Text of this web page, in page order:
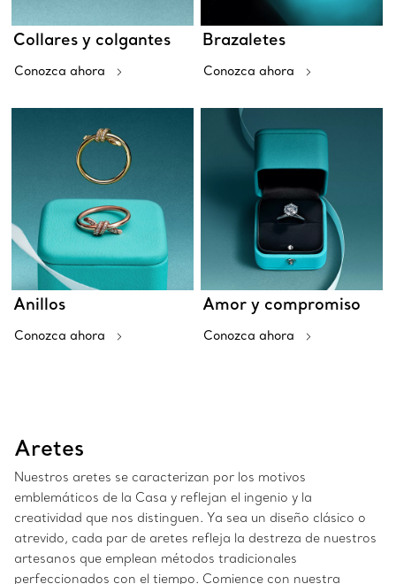
Collares y colgantes
Conozca ahora
Brazaletes
Conozca ahora
Anillos
Conozca ahora
Amor y compromiso
Conozca ahora
Aretes
Nuestros aretes se caracterizan por los motivos
emblemáticos de la Casa y reflejan el ingenio y la
creatividad que nos distinguen. Ya sea un diseño clásico o
atrevido, cada par de aretes refleja la destreza de nuestros
artesanos que emplean métodos tradicionales
perfeccionados con el tiempo. Comience con nuestra